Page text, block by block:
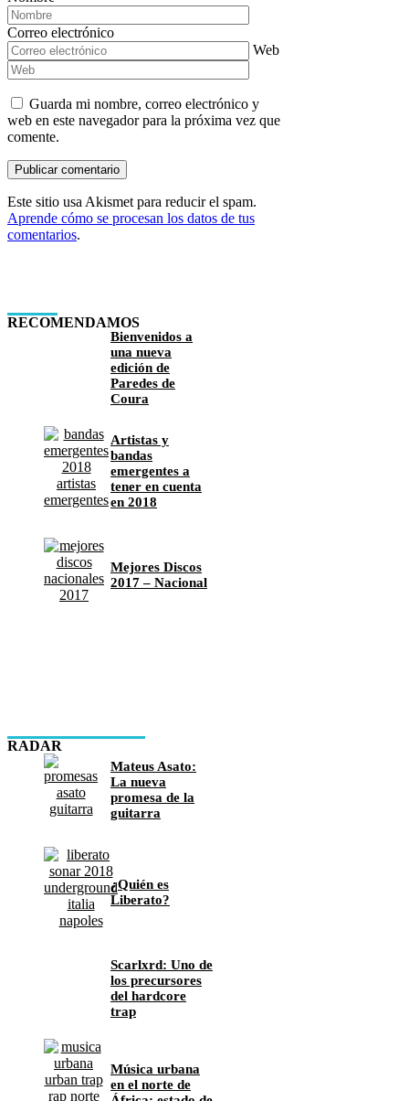
Correo electrónico
Web
Guarda mi nombre, correo electrónico y
web en este navegador para la próxima vez que
comente.
Este sitio usa Akismet para reducir el spam.
Aprende cómo se procesan los datos de tus
comentarios.
RECOMENDAMOS
Bienvenidos a
una nueva
edición de
Paredes de
Coura
Artistas y
bandas
emergentes a
tener en cuenta
en 2018
Mejores Discos
2017 – Nacional
RADAR
Mateus Asato:
La nueva
promesa de la
guitarra
¿Quién es
Liberato?
Scarlxrd: Uno de
los precursores
del hardcore
trap
Música urbana
en el norte de